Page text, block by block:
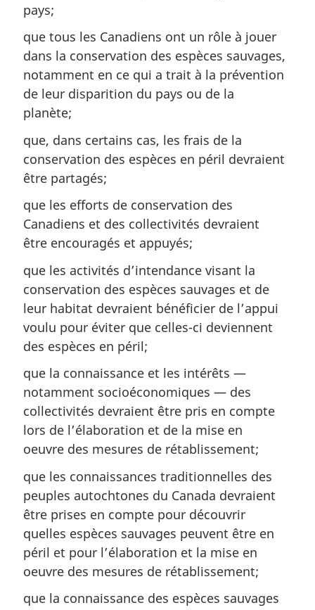
pays;
que tous les Canadiens ont un rôle à jouer
dans la conservation des espèces sauvages,
notamment en ce qui a trait à la prévention
de leur disparition du pays ou de la
planète;
que, dans certains cas, les frais de la
conservation des espèces en péril devraient
être partagés;
que les efforts de conservation des
Canadiens et des collectivités devraient
être encouragés et appuyés;
que les activités d’intendance visant la
conservation des espèces sauvages et de
leur habitat devraient bénéficier de l’appui
voulu pour éviter que celles-ci deviennent
des espèces en péril;
que la connaissance et les intérêts —
notamment socioéconomiques — des
collectivités devraient être pris en compte
lors de l’élaboration et de la mise en
oeuvre des mesures de rétablissement;
que les connaissances traditionnelles des
peuples autochtones du Canada devraient
être prises en compte pour découvrir
quelles espèces sauvages peuvent être en
péril et pour l’élaboration et la mise en
oeuvre des mesures de rétablissement;
que la connaissance des espèces sauvages